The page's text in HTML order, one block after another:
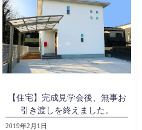
【住宅】完成見学会後、無事お
引き渡しを終えました。
2019年2月1日